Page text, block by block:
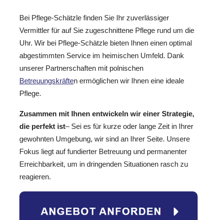
Bei Pflege-Schätzle finden Sie Ihr zuverlässiger
Vermittler für auf Sie zugeschnittene Pflege rund um die
Uhr. Wir bei Pflege-Schätzle bieten Ihnen einen optimal
abgestimmten Service im heimischen Umfeld. Dank
unserer Partnerschaften mit polnischen
Betreuungskräften ermöglichen wir Ihnen eine ideale
Pflege.
Zusammen mit Ihnen entwickeln wir einer Strategie,
die perfekt ist– Sei es für kurze oder lange Zeit in Ihrer
gewohnten Umgebung, wir sind an Ihrer Seite. Unsere
Fokus liegt auf fundierter Betreuung und permanenter
Erreichbarkeit, um in dringenden Situationen rasch zu
reagieren.